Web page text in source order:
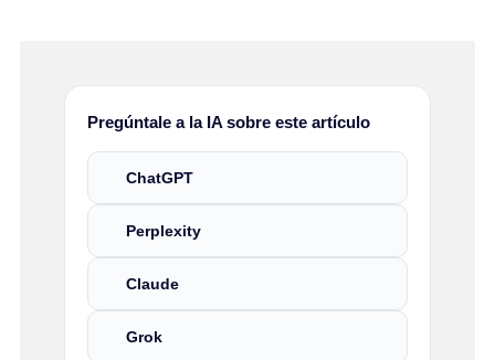
Pregúntale a la IA sobre este artículo
ChatGPT
Perplexity
Claude
Grok